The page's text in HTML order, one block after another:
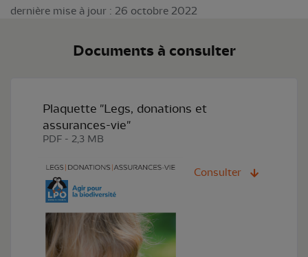
dernière mise à jour : 26 octobre 2022
Documents à consulter
Plaquette "Legs, donations et
assurances-vie"
PDF - 2,3 MB
Consulter